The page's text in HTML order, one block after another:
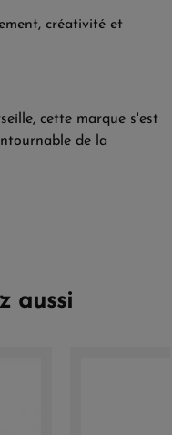
créativité et
cette marque s'est
de la
aussi